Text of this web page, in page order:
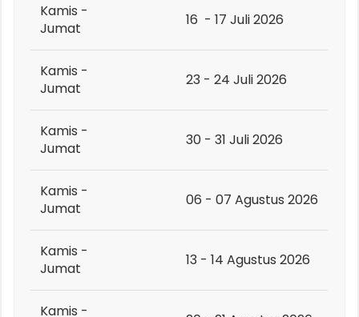
Kamis -
Jumat
16 - 17 Juli 2026
Kamis -
Jumat
23 - 24 Juli 2026
Kamis -
Jumat
30 - 31 Juli 2026
Kamis -
Jumat
06 - 07 Agustus 2026
Kamis -
Jumat
13 - 14 Agustus 2026
Kamis -